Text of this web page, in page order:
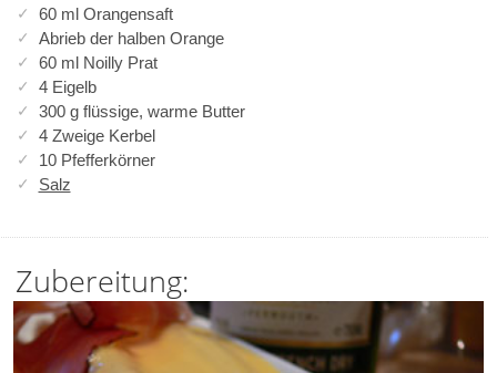
60 ml Orangensaft
Abrieb der halben Orange
60 ml Noilly Prat
4 Eigelb
300 g flüssige, warme Butter
4 Zweige Kerbel
10 Pfefferkörner
Salz
Zubereitung: